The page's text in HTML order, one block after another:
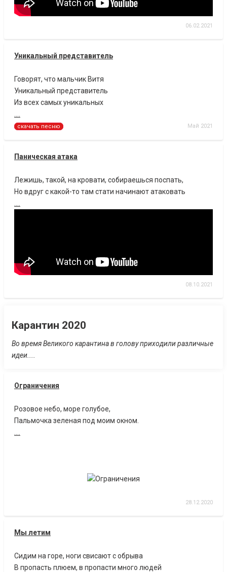
06.02.2021
Уникальный представитель
Говорят, что мальчик Витя
Уникальный представитель
Из всех самых уникальных
скачать песню Май 2021
Паническая атака
Лежишь, такой, на кровати, собираешься поспать,
Но вдруг с какой-то там стати начинают атаковать
08.10.2021
Карантин 2020
Во время Великого карантина в голову приходили различные
идеи....
Ограничения
Розовое небо, море голубое,
Пальмочка зеленая под моим окном.
28.12.2020
Мы летим
Сидим на горе, ноги свисают с обрыва
В пропасть плюем, в пропасти много людей